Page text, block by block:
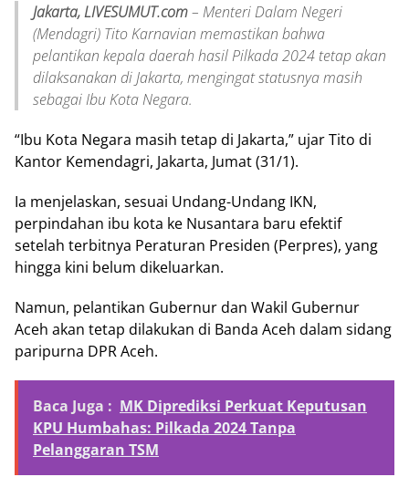
Jakarta, LIVESUMUT.com– Menteri Dalam Negeri
(Mendagri) Tito Karnavian memastikan bahwa
pelantikan kepala daerah hasil Pilkada 2024 tetap akan
dilaksanakan di Jakarta, mengingat statusnya masih
sebagai Ibu Kota Negara.
“Ibu Kota Negara masih tetap di Jakarta,” ujar Tito di
Kantor Kemendagri, Jakarta, Jumat (31/1).
Ia menjelaskan, sesuai Undang-Undang IKN,
perpindahan ibu kota ke Nusantara baru efektif
setelah terbitnya Peraturan Presiden (Perpres), yang
hingga kini belum dikeluarkan.
Namun, pelantikan Gubernur dan Wakil Gubernur
Aceh akan tetap dilakukan di Banda Aceh dalam sidang
paripurna DPR Aceh.
Baca Juga : MK Diprediksi Perkuat Keputusan
KPU Humbahas: Pilkada 2024 Tanpa
Pelanggaran TSM